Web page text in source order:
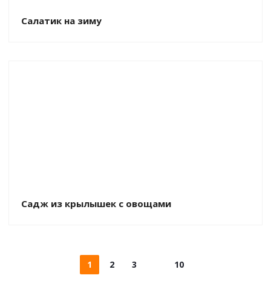
Салатик на зиму
Садж из крылышек с овощами
1 2 3 10